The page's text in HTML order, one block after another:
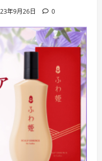
年9月26日 0